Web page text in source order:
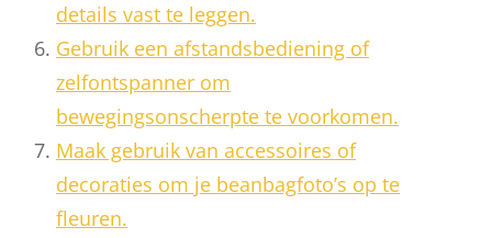
details vast te leggen.
Gebruik een afstandsbediening of
zelfontspanner om
bewegingsonscherpte te voorkomen.
Maak gebruik van accessoires of
decoraties om je beanbagfoto’s op te
fleuren.